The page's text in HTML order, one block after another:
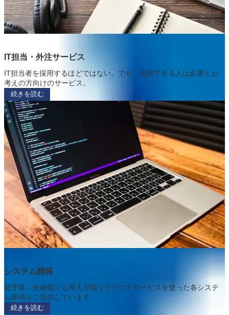
IT担当・外注サービス
IT担当者を採用するほどではない。でも、相談できる人は必要とお
考えの方向けのサービス。
続きを読む
システム開発
低予算・短納期でも導入可能なクラウドサービスを使った各システ
ム開発をご提供しています。
続きを読む